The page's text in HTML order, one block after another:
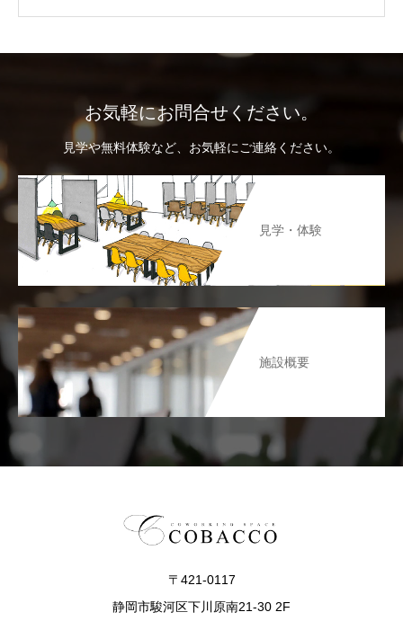
お気軽にお問合せください。
見学や無料体験など、お気軽にご連絡ください。
見学・体験
施設概要
〒421-0117
静岡市駿河区下川原南21-30 2F